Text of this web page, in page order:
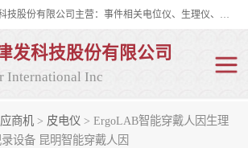
眼动仪多少钱?北京津发科技股份有限公司主营：事件相关电位仪、生理仪、肌电仪、脑电仪、皮电仪、眼动仪；是国家级高新技术企业、科技部认定的科技型中小企业和中关村高新技术企业，具备保密资格，具备自主进出口经营权；自主研发技术、产品与服务荣获多项省部级科学技术奖励、国家发明专利、国家软件著作权和省部级新技术新产品（服务）认证。
发科技股份有限公司
International Inc
商机 > 皮电仪 > ErgoLAB智能穿戴人因生理
设备 昆明智能穿戴人因
脑电仪